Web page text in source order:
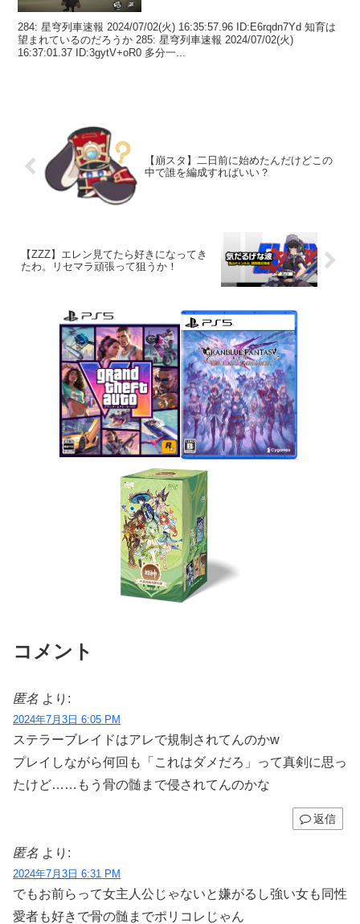
284: 星穹列車速報 2024/07/02(火) 16:35:57.96 ID:E6rqdn7Yd 知育は
望まれているのだろうか 285: 星穹列車速報 2024/07/02(火)
16:37:01.37 ID:3gytV+oR0 多分一...
【崩スタ】二日前に始めたんだけどこの
中で誰を編成すればいい？
【ZZZ】エレン見てたら好きになってき
たわ。リセマラ頑張って狙うか！
コメント
匿名 より:
2024年7月3日 6:05 PM
ステラーブレイドはアレで規制されてんのかw
プレイしながら何回も「これはダメだろ」って真剣に思っ
たけど……もう骨の髄まで侵されてんのかな
返信
匿名 より:
2024年7月3日 6:31 PM
でもお前らって女主人公じゃないと嫌がるし強い女も同性
愛者も好きで骨の髄までポリコレじゃん